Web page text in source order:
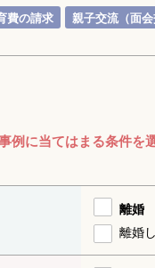
費の請求
親子交流（面会
例に当てはまる条件を
離婚
離婚